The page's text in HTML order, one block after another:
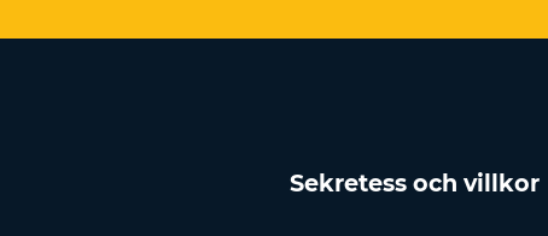
Sekretess och villkor